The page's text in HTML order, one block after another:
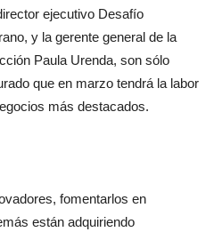
ejecutivo Desafío
y la gerente general de la
Paula Urenda, son sólo
que en marzo tendrá la labor
más destacados.
fomentarlos en
están adquiriendo